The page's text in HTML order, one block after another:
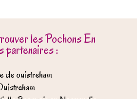
les Pochons En
partenaires :
de ouistreham